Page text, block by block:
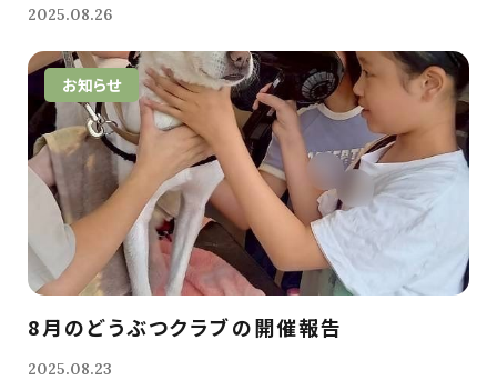
2025.08.26
お知らせ
8月のどうぶつクラブの開催報告
2025.08.23